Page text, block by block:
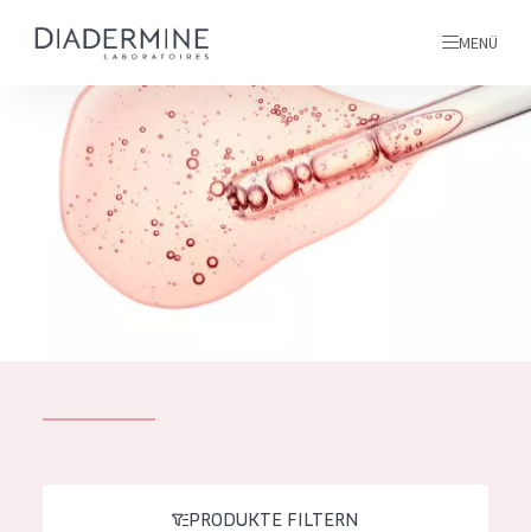
ALLE PRODUKTE
Alle produkte
MENÜ
Startseite
inhaltsstoffe
PRODUKTE FILTERN